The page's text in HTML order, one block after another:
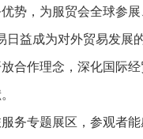
势，为服贸会全球参
日益成为对外贸易发展
合作理念，深化国际
务专题展区，参观者